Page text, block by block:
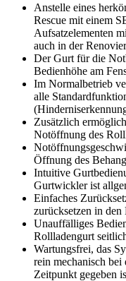
Anstelle eines
Rescue mit einem
Aufsatzelementen
auch in der
Der Gurt für die
Bedienhöhe am
Im Normalbetrieb
alle
Zusätzlich
Notöffnung des
Öffnung des
Intuitive
Gurtwickler ist
Einfaches
zurücksetzen in den
Unauffälliges
Rollladengurt
Wartungsfrei, das
rein mechanisch
Zeitpunkt gegeben